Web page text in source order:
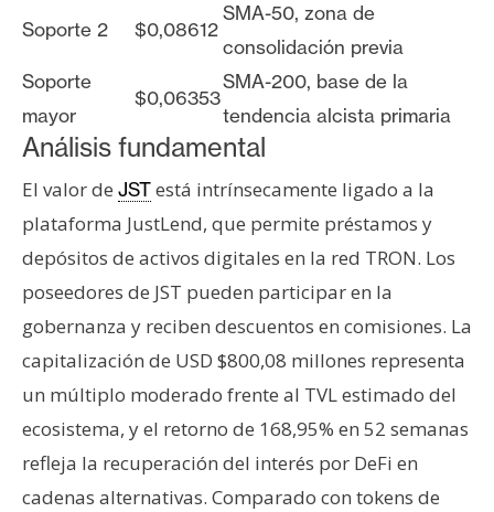
Soporte 2 $0,08612
SMA-50, zona de
consolidación previa
Soporte
mayor
$0,06353
SMA-200, base de la
tendencia alcista primaria
Análisis fundamental
El valor de JSTestá intrínsecamente ligado a la
plataforma JustLend, que permite préstamos y
depósitos de activos digitales en la red TRON. Los
poseedores de JST pueden participar en la
gobernanza y reciben descuentos en comisiones. La
capitalización de USD $800,08 millones representa
un múltiplo moderado frente al TVL estimado del
ecosistema, y el retorno de 168,95% en 52 semanas
refleja la recuperación del interés por DeFi en
cadenas alternativas. Comparado con tokens de